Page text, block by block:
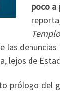
poco a
las
lejos de
prólogo del